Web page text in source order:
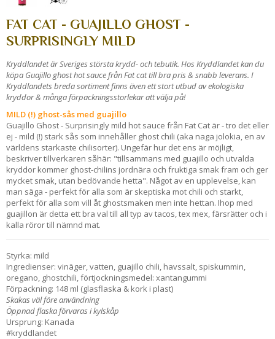
FAT CAT - GUAJILLO GHOST -
SURPRISINGLY MILD
Kryddlandet är Sveriges största krydd- och tebutik. Hos Kryddlandet kan du
köpa Guajillo ghost hot sauce från Fat cat till bra pris & snabb leverans. I
Kryddlandets breda sortiment finns även ett stort utbud av ekologiska
kryddor & många förpackningsstorlekar att välja på!
MILD (!) ghost-sås med guajillo
Guajillo Ghost - Surprisingly mild hot sauce från Fat Cat är - tro det eller
ej - mild (!) stark sås som innehåller ghost chili (aka naga jolokia, en av
världens starkaste chilisorter). Ungefär hur det ens är möjligt,
beskriver tillverkaren såhär: "tillsammans med guajillo och utvalda
kryddor kommer ghost-chilins jordnära och fruktiga smak fram och ger
mycket smak, utan bedövande hetta". Något av en upplevelse, kan
man säga - perfekt för alla som är skeptiska mot chili och starkt,
perfekt för alla som vill åt ghostsmaken men inte hettan. Ihop med
guajillon är detta ett bra val till all typ av tacos, tex mex, färsrätter och i
kalla röror till nämnd mat.
Styrka: mild
Ingredienser: vinäger, vatten, guajillo chili, havssalt, spiskummin,
oregano, ghostchili, förtjockningsmedel: xantangummi
Förpackning: 148 ml (glasflaska & kork i plast)
Skakas väl före användning
Öppnad flaska förvaras i kylskåp
Ursprung: Kanada
#kryddlandet